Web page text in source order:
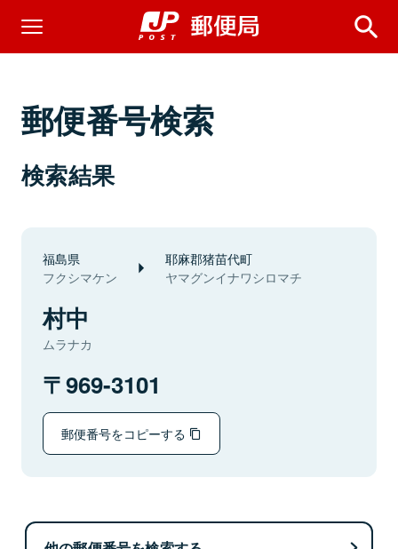
郵便番号検索
検索結果
福島県
フクシマケン
耶麻郡猪苗代町
ヤマグンイナワシロマチ
村中
ムラナカ
969-3101
郵便番号をコピーする